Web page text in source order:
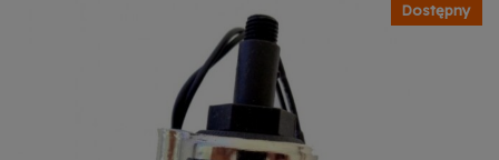
Dostępny